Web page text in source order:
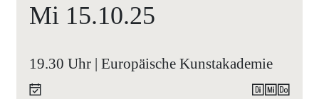
Mi 15.10.25
19.30 Uhr | Europäische Kunstakademie